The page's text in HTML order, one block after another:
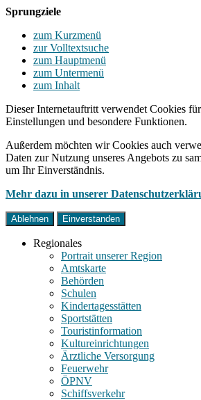
Sprungziele
zum Kurzmenü
zur Volltextsuche
zum Hauptmenü
zum Untermenü
zum Inhalt
Dieser Internetauftritt verwendet Cookies
Einstellungen und besondere Funktionen.
Außerdem möchten wir Cookies auch
Daten zur Nutzung unseres Angebots zu
um Ihr Einverständnis.
Mehr dazu in unserer
Ablehnen Einverstanden
Regionales
Portrait unserer Region
Amtskarte
Behörden
Schulen
Kindertagesstätten
Sportstätten
Touristinformation
Kultureinrichtungen
Ärztliche Versorgung
Feuerwehr
ÖPNV
Schiffsverkehr